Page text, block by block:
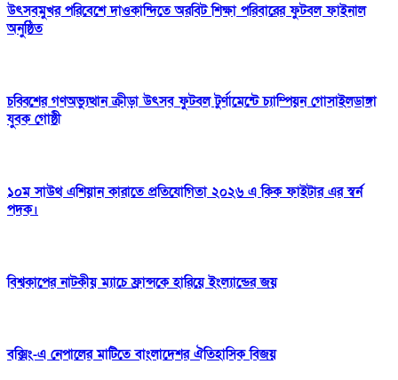
উৎসবমুখর পরিবেশে দাওকান্দিতে অরবিট শিক্ষা পরিবারের ফুটবল ফাইনাল
অনুষ্ঠিত
চব্বিশের গণঅভ্যুত্থান ক্রীড়া উৎসব ফুটবল টুর্ণামেন্টে চ্যাম্পিয়ন গোসাইলডাঙ্গা
যুবক গোষ্ঠী
১০ম সাউথ এশিয়ান কারাতে প্রতিযোগিতা ২০২৬ এ কিক ফাইটার এর স্বর্ন
পদক।
বিশ্বকাপের নাটকীয় ম্যাচে ফ্রান্সকে হারিয়ে ইংল্যান্ডের জয়
বক্সিং-এ নেপালের মাটিতে বাংলাদেশর ঐতিহাসিক বিজয়